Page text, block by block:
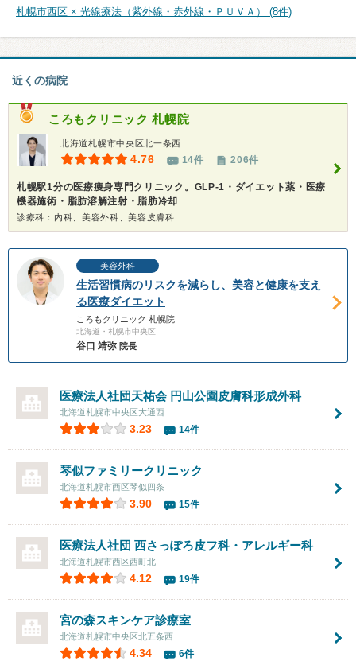
札幌市西区 × 光線療法（紫外線・赤外線・ＰＵＶＡ） (8件)
近くの病院
ころもクリニック 札幌院
北海道札幌市中央区北一条西
4.76 14件 206件
札幌駅1分の医療痩身専門クリニック。GLP-1・ダイエット薬・医療
機器施術・脂肪溶解注射・脂肪冷却
診療科：内科、美容外科、美容皮膚科
美容外科
生活習慣病のリスクを減らし、美容と健康を支え
る医療ダイエット
ころもクリニック 札幌院
北海道・札幌市中央区
谷口 靖弥 院長
医療法人社団天祐会 円山公園皮膚科形成外科
北海道札幌市中央区大通西
3.23 14件
琴似ファミリークリニック
北海道札幌市西区琴似四条
3.90 15件
医療法人社団 西さっぽろ皮フ科・アレルギー科
北海道札幌市西区西町北
4.12 19件
宮の森スキンケア診療室
北海道札幌市中央区北五条西
4.34 6件